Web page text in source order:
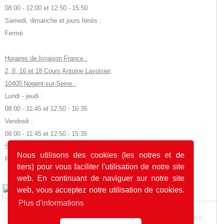
Nous utilisons des cookies (les notres et de
tiers) pour vous faciliter l'utilisation de notre site
web. En continuant de naviguer sur notre site
web, vous acceptez notre utilisation de cookies.
Plus d'informations
08:00 - 12:00 et 12:50 - 15:50
Samedi, dimanche et jours fériés :
Fermé
Horaires de livraison France :
2, 8, 16 et 18 Cours Antoine Lavoisier,
10400 Nogent-sur-Seine :
Lundi - jeudi :
08:00 - 11:45 et 12:50 - 16:35
Vendredi :
08:00 - 11:45 et 12:50 - 15:35
Samedi, dimanche et jours fériés :
Fermé
© 2026 by POK
Le site web a été développé avec en Allemagne et en France.